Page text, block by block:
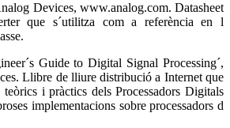
Devices, www.analog.com. Datasheet
que s´utilitza com a referència en l
Guide to Digital Signal Processing´,
Llibre de lliure distribució a Internet que
teòrics i pràctics dels Processadors Digitals
implementacions sobre processadors d